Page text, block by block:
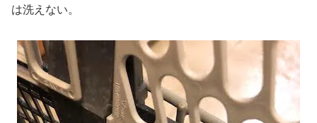
は洗えない。